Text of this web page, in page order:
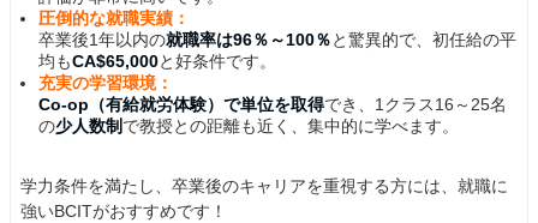
圧倒的な就職実績：
卒業後1年以内の就職率は96％～100％ と驚異的で、初任給の平
均もCA$65,000と好条件です。
充実の学習環境：
Co-op（有給就労体験）で単位を取得でき、1クラス16～25名
の少人数制 で教授との距離も近く、集中的に学べます。
学力条件を満たし、卒業後のキャリアを重視する方には、就職に
強いBCITがおすすめです！